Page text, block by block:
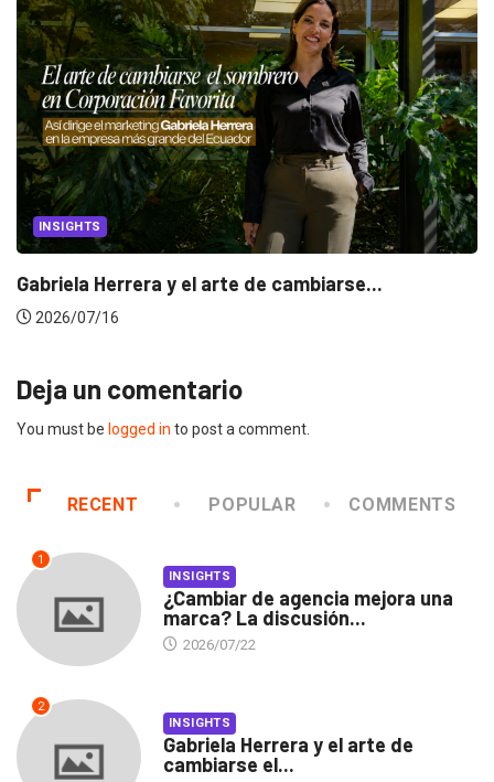
INSIGHTS
Gabriela Herrera y el arte de cambiarse...
2026/07/16
Deja un comentario
You must be logged in to post a comment.
RECENT POPULAR COMMENTS
1
INSIGHTS
¿Cambiar de agencia mejora una
marca? La discusión...
2026/07/22
2
INSIGHTS
Gabriela Herrera y el arte de
cambiarse el...